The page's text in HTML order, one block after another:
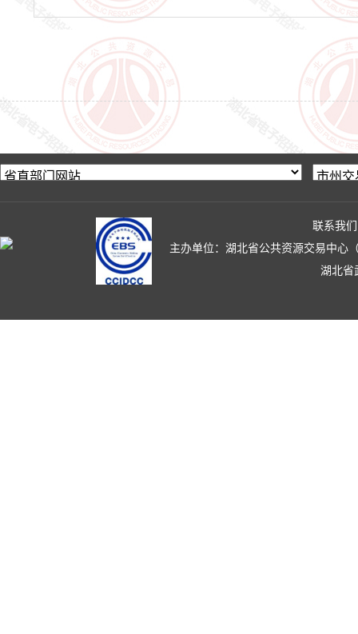
联系我们
主办单位：湖北省公共资源交易中心
湖北省